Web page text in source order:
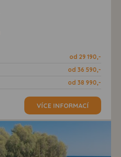
od 29 190,-
od 36 590,-
od 38 990,-
VÍCE INFORMACÍ